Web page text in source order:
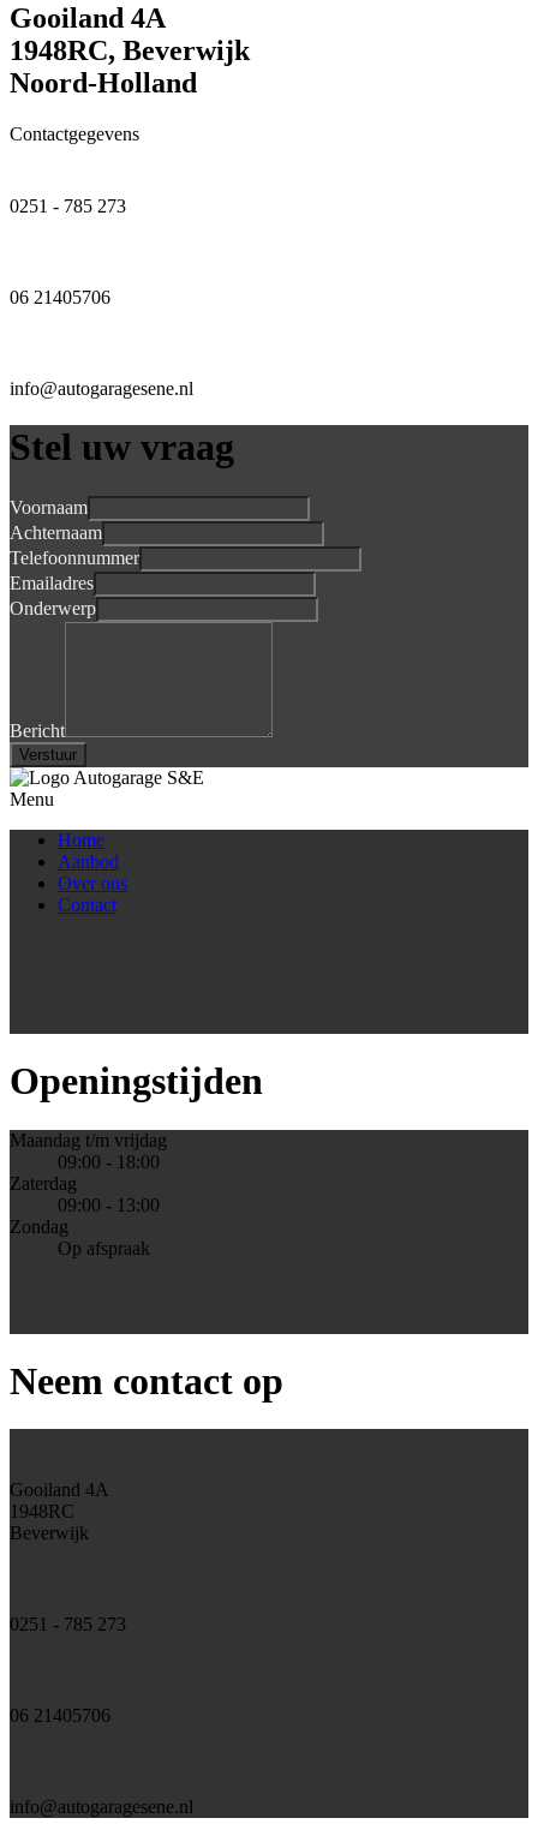
Gooiland 4A
1948RC, Beverwijk
Noord-Holland
Contactgegevens
0251 - 785 273
06 21405706
info@autogaragesene.nl
Stel uw vraag
Voornaam
Achternaam
Telefoonnummer
Emailadres
Onderwerp
Bericht
Verstuur
Menu
Home
Aanbod
Over ons
Contact
Openingstijden
Maandag t/m vrijdag
09:00 - 18:00
Zaterdag
09:00 - 13:00
Zondag
Op afspraak
Neem contact op
Gooiland 4A
1948RC
Beverwijk
0251 - 785 273
06 21405706
info@autogaragesene.nl